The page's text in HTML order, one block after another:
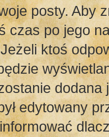
posty. Aby
czas po jego
ktoś
dodana
edytowany